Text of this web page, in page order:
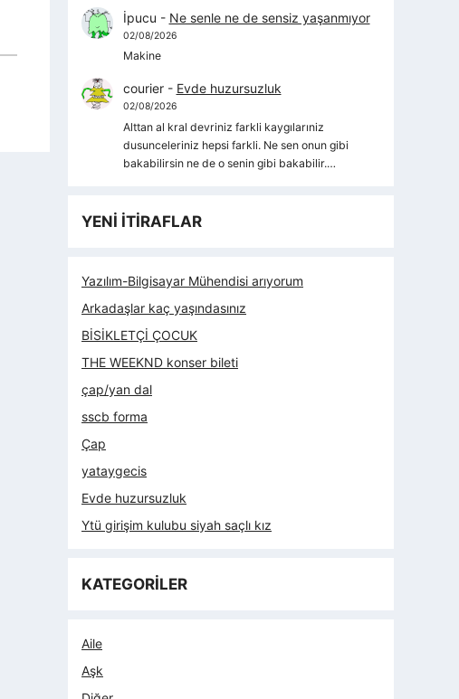
İpucu - Ne senle ne de sensiz yaşanmıyor
02/08/2026
Makine
courier- Evde huzursuzluk
02/08/2026
Alttan al kral devriniz farkli kaygılarıniz
dusunceleriniz hepsi farkli. Ne sen onun gibi
bakabilirsin ne de o senin gibi bakabilir.…
YENİ İTİRAFLAR
Yazılım-Bilgisayar Mühendisi arıyorum
Arkadaşlar kaç yaşındasınız
BİSİKLETÇİ ÇOCUK
THE WEEKND konser bileti
çap/yan dal
sscb forma
Çap
yataygecis
Evde huzursuzluk
Ytü girişim kulubu siyah saçlı kız
KATEGORİLER
Aile
Aşk